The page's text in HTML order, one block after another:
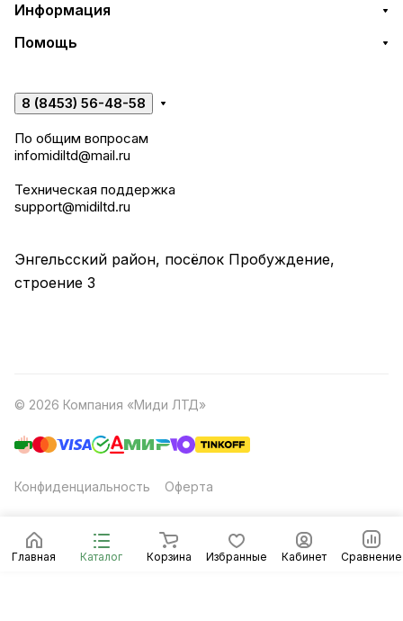
Главная Каталог Корзина Избранные Кабинет Сравнение
Информация
Помощь
8 (8453) 56-48-58
По общим вопросам
infomidiltd@mail.ru
Техническая поддержка
support@midiltd.ru
Энгельсский район, посёлок Пробуждение,
строение 3
© 2026 Компания «Миди ЛТД»
Конфиденциальность Оферта